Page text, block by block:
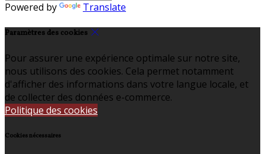
Powered by Translate
Paramètres des cookies
Pour assurer une expérience optimale sur notre site,
nous utilisons des cookies. Cela permet notamment
d'afficher des informations dans votre langue locale, et
de collecter des données e-commerce.
Politique des cookies
Cookies nécessaires